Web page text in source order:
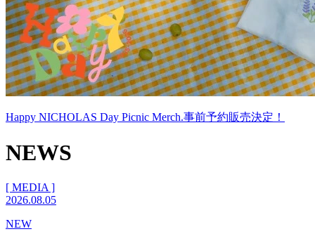
Happy NICHOLAS Day Picnic Merch.事前予約販売決定！
NEWS
[ MEDIA ]
2026.08.05
NEW